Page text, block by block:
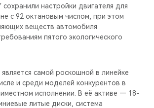
сохранили настройки двигателя для
с 92 октановым числом, при этом
веществ автомобиля
пятого экологического
является самой роскошной в линейке
и среди моделей конкурентов в
исполнении. В её активе — 18-
литые диски, система